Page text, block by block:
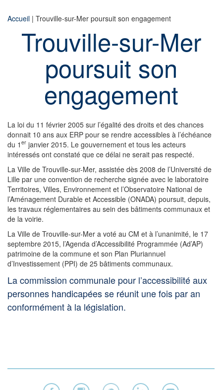
Accueil | Trouville-sur-Mer poursuit son engagement
Trouville-sur-Mer
poursuit son
engagement
La loi du 11 février 2005 sur l’égalité des droits et des chances
donnait 10 ans aux ERP pour se rendre accessibles à l’échéance
du 1 er janvier 2015. Le gouvernement et tous les acteurs
intéressés ont constaté que ce délai ne serait pas respecté.
La Ville de Trouville-sur-Mer, assistée dès 2008 de l’Université de
Lille par une convention de recherche signée avec le laboratoire
Territoires, Villes, Environnement et l’Observatoire National de
l’Aménagement Durable et Accessible (ONADA) poursuit, depuis,
les travaux réglementaires au sein des bâtiments communaux et
de la voirie.
La Ville de Trouville-sur-Mer a voté au CM et à l’unanimité, le 17
septembre 2015, l’Agenda d’Accessibilité Programmée (Ad’AP)
patrimoine de la commune et son Plan Pluriannuel
d’Investissement (PPI) de 25 bâtiments communaux.
La commission communale pour l’accessibilité aux
personnes handicapées se réunit une fois par an
conformément à la législation.